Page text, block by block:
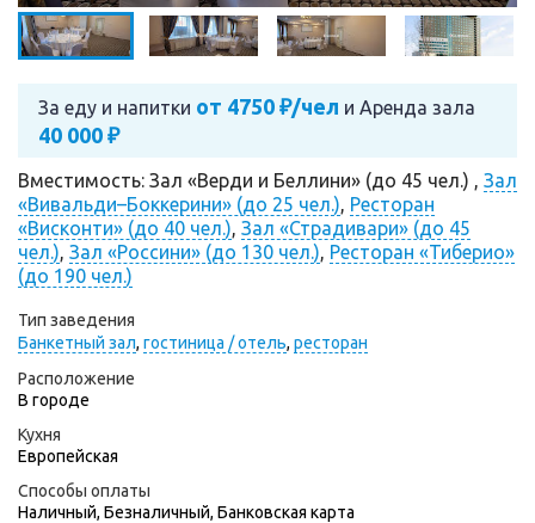
За еду и напитки от 4750 ₽/чел и Аренда зала
40 000 ₽
Вместимость: Зал «Верди и Беллини» (до 45 чел.) , Зал
«Вивальди–Боккерини» (до 25 чел.), Ресторан
«Висконти» (до 40 чел.), Зал «Страдивари» (до 45
чел.), Зал «Россини» (до 130 чел.), Ресторан «Тиберио»
(до 190 чел.)
Тип заведения
Банкетный зал, гостиница / отель, ресторан
Расположение
В городе
Кухня
Европейская
Способы оплаты
Наличный, Безналичный, Банковская карта